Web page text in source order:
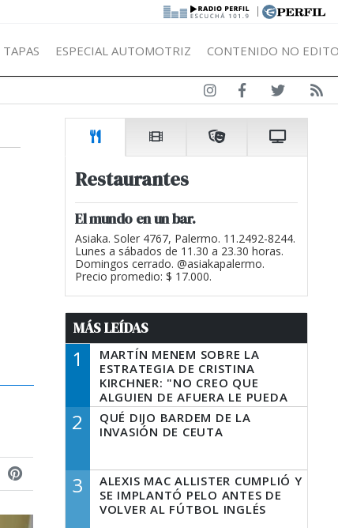
|
TAPAS ESPECIAL AUTOMOTRIZ CONTENIDO NO
Restaurantes
El mundo en un bar.
Asiaka. Soler 4767, Palermo. 11.2492-8244.
Lunes a sábados de 11.30 a 23.30 horas.
Domingos cerrado. @asiakapalermo.
Precio promedio: $ 17.000.
MÁS LEÍDAS
1
MARTÍN MENEM SOBRE LA
ESTRATEGIA DE CRISTINA
KIRCHNER: "NO CREO QUE
ALGUIEN DE AFUERA LE PUEDA
DECIR A LA JUSTICIA LO QUE
TIENE QUE HACER"
2
QUÉ DIJO BARDEM DE LA
INVASIÓN DE CEUTA
3
ALEXIS MAC ALLISTER CUMPLIÓ Y
SE IMPLANTÓ PELO ANTES DE
VOLVER AL FÚTBOL INGLÉS